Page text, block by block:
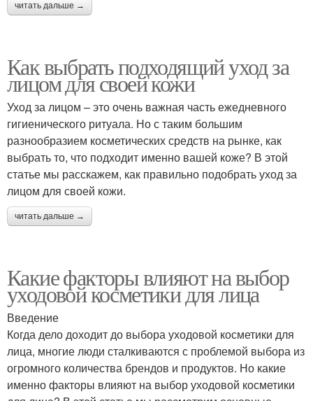
читать дальше →
Как выбрать подходящий уход за
лицом для своей кожи
Уход за лицом – это очень важная часть ежедневного
гигиенического ритуала. Но с таким большим
разнообразием косметических средств на рынке, как
выбрать то, что подходит именно вашей коже? В этой
статье мы расскажем, как правильно подобрать уход за
лицом для своей кожи.
читать дальше →
Какие факторы влияют на выбор
уходовой косметики для лица
Введение
Когда дело доходит до выбора уходовой косметики для
лица, многие люди сталкиваются с проблемой выбора из
огромного количества брендов и продуктов. Но какие
именно факторы влияют на выбор уходовой косметики